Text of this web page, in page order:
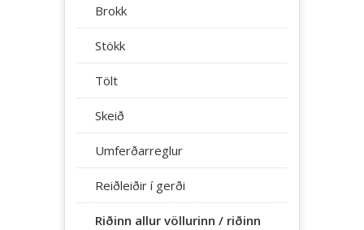
Brokk
Stökk
Tölt
Skeið
Umferðarreglur
Reiðleiðir í gerði
Riðinn allur völlurinn / riðinn